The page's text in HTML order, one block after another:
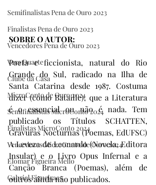
Semifinalistas Pena de Ouro 2023
Finalistas Pena de Ouro 2023
Vencedores Pena de Ouro 2023
Vera Duarte
Clube da Casa
MicroConto de Ouro 2024
Semifinalistas MicroConto 2024
Finalistas MicroConto 2024
Vencedores MicroConto de Ouro 2024
Elomar Figueira Mello
Gabriel Figueiraes
SOBRE O AUTOR:
Poeta e ficcionista, natural do Rio
Grande do Sul, radicado na Ilha de
Santa Catarina desde 1987. Costuma
dizer (como Bataille), que a Literatura
é o essencial ou não é nada. Tem
publicado os Títulos SCHATTEN,
Gravuras Nocturnas (Poemas, EdUFSC)
A Leveza de Leonardo (Novela, Editora
Insular) e o Livro Opus Infernal e a
Canção Branca (Poemas), além de
outros ainda não publicados.